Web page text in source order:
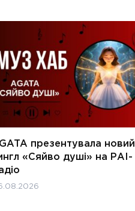
презентувала новий
«Сяйво душі» на РАІ-